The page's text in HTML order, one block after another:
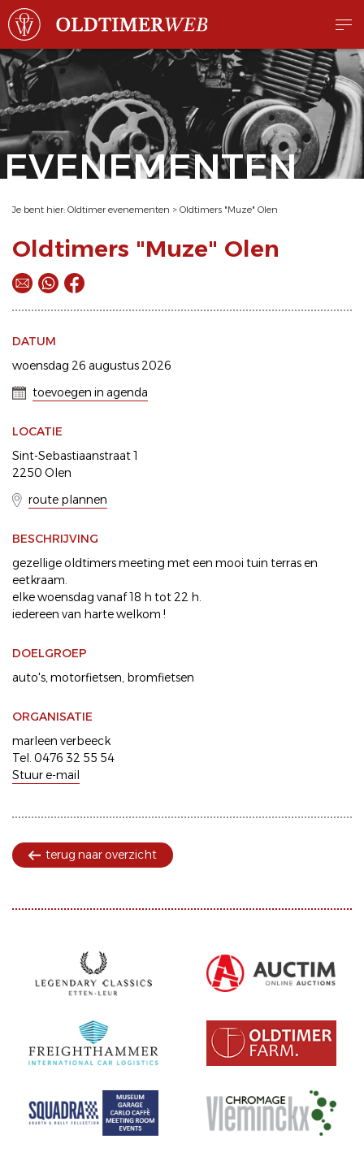
EVENEMENTEN
Je bent hier: Oldtimer evenementen > Oldtimers "Muze" Olen
Oldtimers "Muze" Olen
DATUM
woensdag 26 augustus 2026
toevoegen in agenda
LOCATIE
Sint-Sebastiaanstraat 1
2250 Olen
route plannen
BESCHRIJVING
gezellige oldtimers meeting met een mooi tuin terras en
eetkraam.
elke woensdag vanaf 18 h tot 22 h.
iedereen van harte welkom !
DOELGROEP
auto's motorfietsen bromfietsen
ORGANISATIE
marleen verbeeck
Tel. 0476 32 55 54
Stuur e-mail
terug naar overzicht